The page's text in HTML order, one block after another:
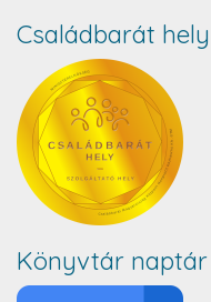
Családbarát hely
Könyvtár naptár